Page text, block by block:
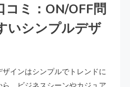
コミ：ON/OFF問
いシンプルデザ
インはシンプルでトレンドに